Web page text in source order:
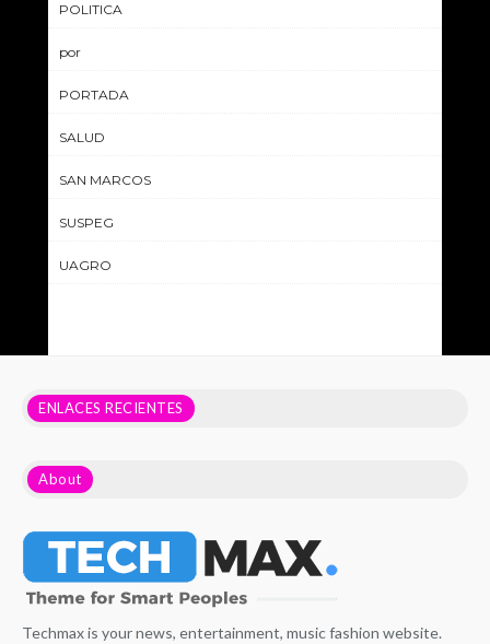
POLITICA
por
PORTADA
SALUD
SAN MARCOS
SUSPEG
UAGRO
ENLACES RECIENTES
About
Techmax is your news, entertainment, music fashion website.